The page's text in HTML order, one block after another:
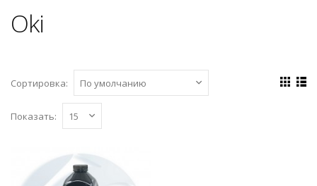
Oki
Сортировка:
Показать:
Тонер Oki Universal банка 700г
Булат